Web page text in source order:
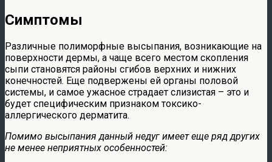
Симптомы
Различные полиморфные высыпания, возникающие на
поверхности дермы, а чаще всего местом скопления
сыпи становятся районы сгибов верхних и нижних
конечностей. Еще подвержены ей органы половой
системы, и самое ужасное страдает слизистая – это и
будет специфическим признаком токсико-
аллергического дерматита.
Помимо высыпания данный недуг имеет еще ряд других
не менее неприятных особенностей: